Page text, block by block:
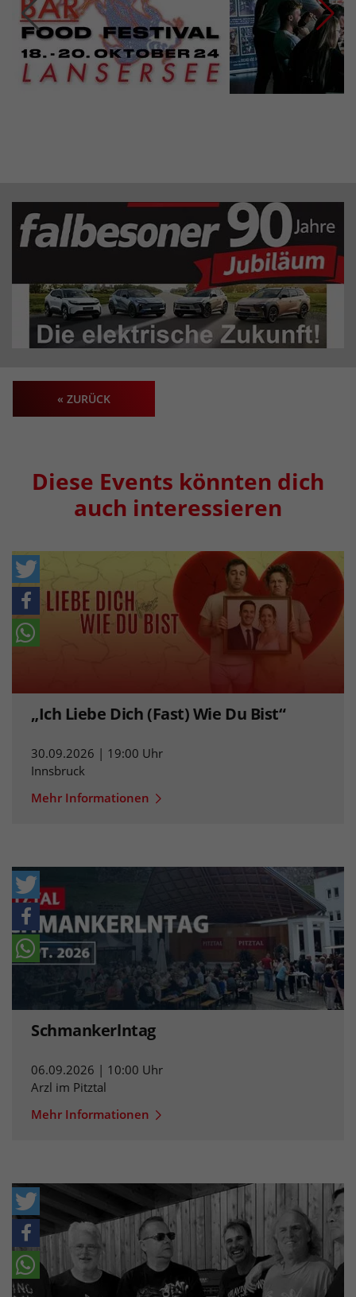
« ZURÜCK
Diese Events könnten dich
auch interessieren
„Ich Liebe Dich (Fast) Wie Du Bist“
30.09.2026 | 19:00 Uhr
Innsbruck
Mehr Informationen
Schmankerlntag
06.09.2026 | 10:00 Uhr
Arzl im Pitztal
Mehr Informationen